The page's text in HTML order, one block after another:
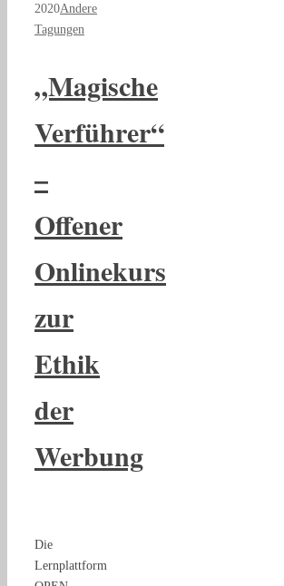
2020Andere
Tagungen
„Magische
Verführer“
–
Offener
Onlinekurs
zur
Ethik
der
Werbung
Die
Lernplattform